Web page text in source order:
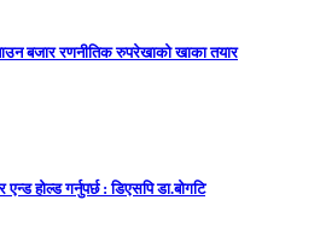
बजार रणनीतिक रुपरेखाको खाका तयार
होल्ड गर्नुपर्छ : डिएसपि डा.बोगटि